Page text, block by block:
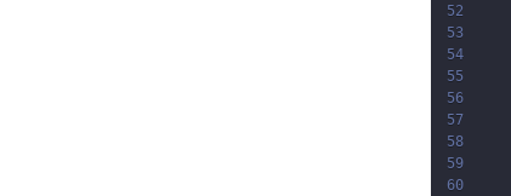
52
53
54
55
56
57
58
59
60